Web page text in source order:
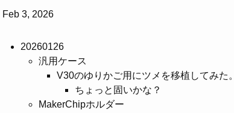
Feb 3, 2026
20260126
汎用ケース
V30のゆりかご用にツメを移植してみた。
ちょっと固いかな？
MakerChipホルダー